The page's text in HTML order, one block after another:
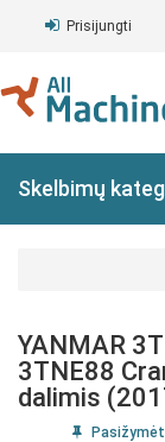
Prisijungti
Skelbimų
YANMAR
3TNE88
dalimis